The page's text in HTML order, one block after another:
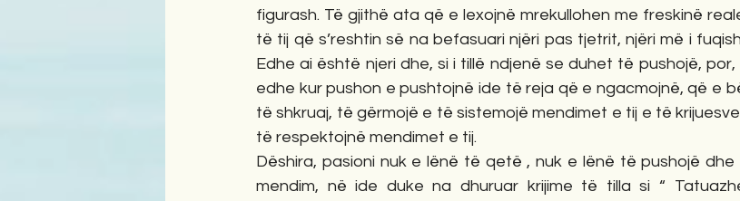
figurash. Të gjithë ata që e lexojnë mrekullohen me freskinë
të tij që s’reshtin së na befasuari njëri pas tjetrit, njëri më i
Edhe ai është njeri dhe, si i tillë ndjenë se duhet të pushojë,
edhe kur pushon e pushtojnë ide të reja që e ngacmojnë, që e
të shkruaj, të gërmojë e të sistemojë mendimet e tij e të
të respektojnë mendimet e tij.
Dëshira, pasioni nuk e lënë të qetë , nuk e lënë të pushojë
mendim, në ide duke na dhuruar krijime të tilla si “